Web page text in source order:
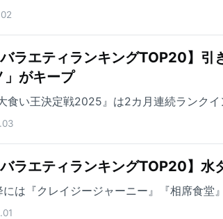
バラエティランキングTOP20】
」がキープ
食い王決定戦2025』は2カ月連続ランクイ
バラエティランキングTOP20】
は『クレイジージャーニー』『相席食堂